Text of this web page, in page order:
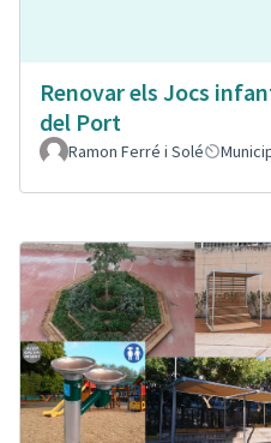
Renovar els Jocs
del Port
Ramon Ferré i Solé